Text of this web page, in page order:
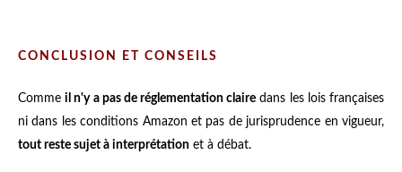
CONCLUSION ET CONSEILS
Commeil n'y a pas de réglementation claire dans les lois françaises
ni dans les conditions Amazon et pas de jurisprudence en vigueur,
tout reste sujet à interprétation et à débat.